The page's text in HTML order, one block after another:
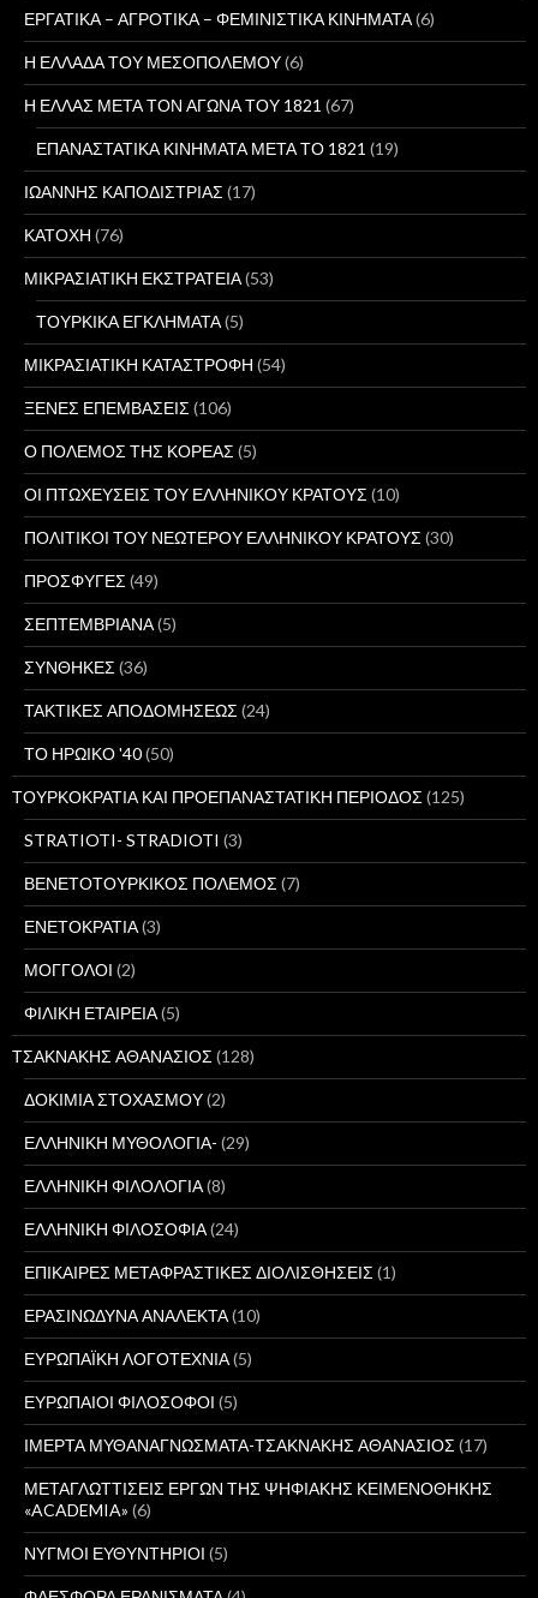
ΕΡΓΑΤΙΚΑ – ΑΓΡΟΤΙΚΑ – ΦΕΜΙΝΙΣΤΙΚΑ ΚΙΝΗΜΑΤΑ(6)
Η ΕΛΛΑΔΑ ΤΟΥ ΜΕΣΟΠΟΛΕΜΟΥ(6)
Η ΕΛΛΑΣ ΜΕΤΑ ΤΟΝ ΑΓΩΝΑ ΤΟΥ 1821 (67)
ΕΠΑΝΑΣΤΑΤΙΚΑ ΚΙΝΗΜΑΤΑ ΜΕΤΑ ΤΟ 1821 (19)
ΙΩΑΝΝΗΣ ΚΑΠΟΔΙΣΤΡΙΑΣ (17)
ΚΑΤΟΧΗ (76)
ΜΙΚΡΑΣΙΑΤΙΚΗ ΕΚΣΤΡΑΤΕΙΑ(53)
ΤΟΥΡΚΙΚΑ ΕΓΚΛΗΜΑΤΑ(5)
ΜΙΚΡΑΣΙΑΤΙΚΗ ΚΑΤΑΣΤΡΟΦΗ (54)
ΞΕΝΕΣ ΕΠΕΜΒΑΣΕΙΣ (106)
Ο ΠΟΛΕΜΟΣ ΤΗΣ ΚΟΡΕΑΣ (5)
ΟΙ ΠΤΩΧΕΥΣΕΙΣ ΤΟΥ ΕΛΛΗΝΙΚΟΥ ΚΡΑΤΟΥΣ (10)
ΠΟΛΙΤΙΚΟΙ ΤΟΥ ΝΕΩΤΕΡΟΥ ΕΛΛΗΝΙΚΟΥ ΚΡΑΤΟΥΣ (30)
ΠΡΟΣΦΥΓΕΣ (49)
ΣΕΠΤΕΜΒΡΙΑΝΑ(5)
ΣΥΝΘΗΚΕΣ (36)
ΤΑΚΤΙΚΕΣ ΑΠΟΔΟΜΗΣΕΩΣ (24)
ΤΟ ΗΡΩΙΚΟ '40(50)
ΤΟΥΡΚΟΚΡΑΤΙΑ ΚΑΙ ΠΡΟΕΠΑΝΑΣΤΑΤΙΚΗ ΠΕΡΙΟΔΟΣ (125)
STRATIOTI- STRADIOTI (3)
ΒΕΝΕΤΟΤΟΥΡΚΙΚΟΣ ΠΟΛΕΜΟΣ (7)
ΕΝΕΤΟΚΡΑΤΙΑ(3)
ΜΟΓΓΟΛΟΙ (2)
ΦΙΛΙΚΗ ΕΤΑΙΡΕΙΑ(5)
ΤΣΑΚΝΑΚΗΣ ΑΘΑΝΑΣΙΟΣ (128)
ΔΟΚΙΜΙΑ ΣΤΟΧΑΣΜΟΥ(2)
ΕΛΛΗΝΙΚΗ ΜΥΘΟΛΟΓΙΑ- (29)
ΕΛΛΗΝΙΚΗ ΦΙΛΟΛΟΓΙΑ(8)
ΕΛΛΗΝΙΚΗ ΦΙΛΟΣΟΦΙΑ(24)
ΕΠΙΚΑΙΡΕΣ ΜΕΤΑΦΡΑΣΤΙΚΕΣ ΔΙΟΛΙΣΘΗΣΕΙΣ (1)
ΕΡΑΣΙΝΩΔΥΝΑ ΑΝΑΛΕΚΤΑ(10)
ΕΥΡΩΠΑΪΚΗ ΛΟΓΟΤΕΧΝΙΑ(5)
ΕΥΡΩΠΑΙΟΙ ΦΙΛΟΣΟΦΟΙ (5)
ΙΜΕΡΤΑ ΜΥΘΑΝΑΓΝΩΣΜΑΤΑ-ΤΣΑΚΝΑΚΗΣ ΑΘΑΝΑΣΙΟΣ (17)
ΜΕΤΑΓΛΩΤΤΙΣΕΙΣ ΕΡΓΩΝ ΤΗΣ ΨΗΦΙΑΚΗΣ ΚΕΙΜΕΝΟΘΗΚΗΣ
«ACADEMIA» (6)
ΝΥΓΜΟΙ ΕΥΘΥΝΤΗΡΙΟΙ (5)